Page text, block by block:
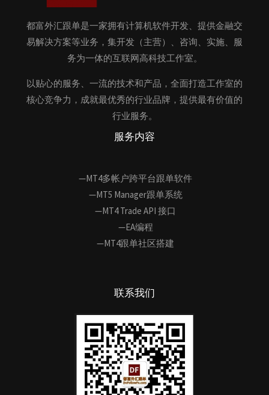
都富外汇跟单是一家拥有计算机软件开发、提供金融交
易解决方案等业务，集开发（主营）、咨询、实施、服
务为一体的互联网高科技工作室。
以贴心的服务、一流的技术和产品，全面打造工作室的
核心竞争力，成就最优秀的行业品牌，提供最有价值的
行业服务。
服务内容
—MT4多帐户跨平台跟单软件
—MT5 Manager跟单系统
—MT4 Trade API 接口
—EA编程
—MT4跟单社区搭建
联系我们